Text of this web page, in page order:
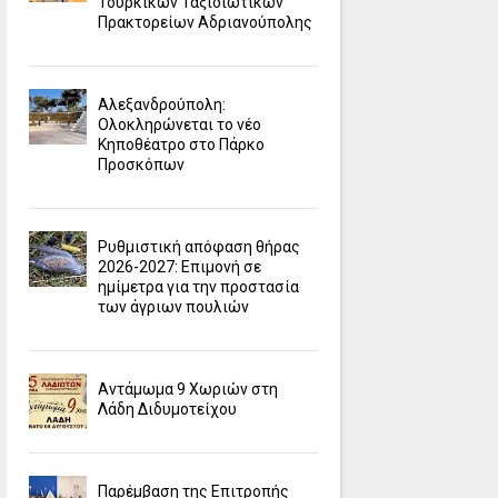
Πρακτορείων Αδριανούπολης
Αλεξανδρούπολη:
Ολοκληρώνεται το νέο
Κηποθέατρο στο Πάρκο
Προσκόπων
Ρυθμιστική απόφαση θήρας
2026-2027: Επιμονή σε
ημίμετρα για την προστασία
των άγριων πουλιών
Αντάμωμα 9 Χωριών στη
Λάδη Διδυμοτείχου
Παρέμβαση της Επιτροπής